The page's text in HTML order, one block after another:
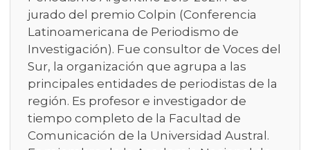
jurado del premio Colpin (Conferencia
Latinoamericana de Periodismo de
Investigación). Fue consultor de Voces del
Sur, la organización que agrupa a las
principales entidades de periodistas de la
región. Es profesor e investigador de
tiempo completo de la Facultad de
Comunicación de la Universidad Austral.